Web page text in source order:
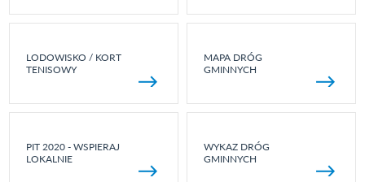
LODOWISKO / KORT
TENISOWY
MAPA DRÓG
GMINNYCH
PIT 2020 - WSPIERAJ
LOKALNIE
WYKAZ DRÓG
GMINNYCH